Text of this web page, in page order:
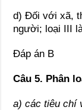
d) Đối với xã,
người; loại III
Đáp án B
Câu 5. Phân
a) các tiêu chí